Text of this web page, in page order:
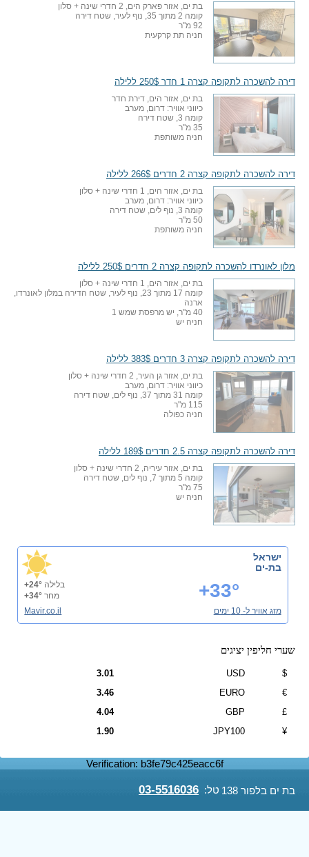
בת ים בלפור 138 טל: 03-5516036
בת ים, אזור פארק הים, 2 חדרי שינה + סלון
קומה 2 מתוך 35, נוף לעיר, שטח דירה
92 מ"ר
חניה תת קרקעית
דירה להשכרה לתקופה קצרה 1 חדר 250$ ללילה
בת ים, אזור הים, דירת חדר
כיווני אוויר: דרום, מערב
קומה 3, שטח דירה
35 מ"ר
חניה משותפת
דירה להשכרה לתקופה קצרה 2 חדרים 266$ ללילה
בת ים, אזור הים, 1 חדרי שינה + סלון
כיווני אוויר: דרום, מערב
קומה 3, נוף לים, שטח דירה
50 מ"ר
חניה משותפת
מלון לאונרדו להשכרה לתקופה קצרה 2 חדרים 250$ ללילה
בת ים, אזור הים, 1 חדרי שינה + סלון
קומה 17 מתוך 23, נוף לעיר, שטח הדירה במלון לאונרדו,
ארנה
40 מ"ר, יש מרפסת שמש 1
חניה יש
דירה להשכרה לתקופה קצרה 3 חדרים 383$ ללילה
בת ים, אזור גן העיר, 2 חדרי שינה + סלון
כיווני אוויר: דרום, מערב
קומה 31 מתוך 37, נוף לים, שטח דירה
115 מ"ר
חניה כפולה
דירה להשכרה לתקופה קצרה 2.5 חדרים 189$ ללילה
בת ים, אזור עיריה, 2 חדרי שינה + סלון
קומה 5 מתוך 7, נוף לים, שטח דירה
75 מ"ר
חניה יש
ישראל
בת-ים
+33° בלילה +24°
מחר +34°
מזג אוויר ל- 10 ימים
Mavir.co.il
שערי חליפין יציגים
$
USD
3.01
€
EURO
3.46
£
GBP
4.04
¥
JPY100
1.90
Verification: b3fe79c425eacc6f